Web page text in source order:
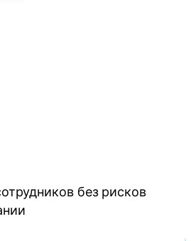
без рисков